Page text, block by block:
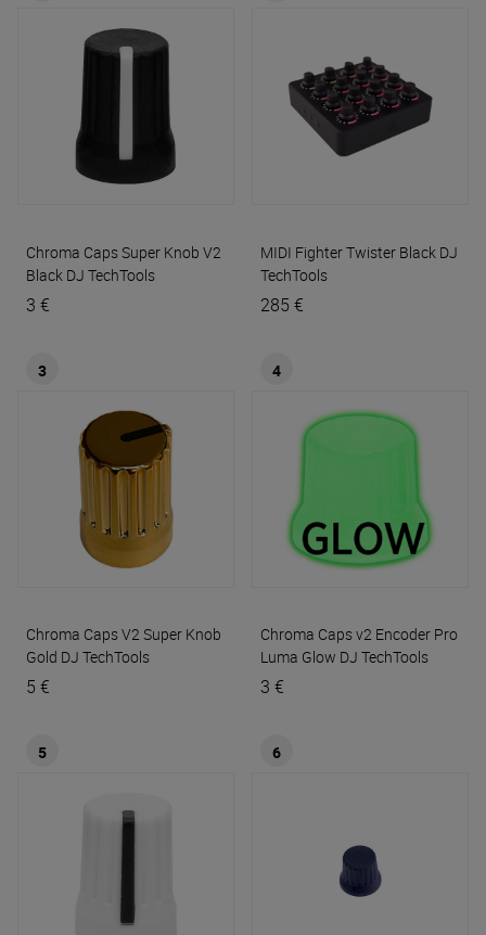
Chroma Caps Super Knob V2
Black DJ TechTools
3 €
MIDI Fighter Twister Black DJ
TechTools
285 €
3
Chroma Caps V2 Super Knob
Gold DJ TechTools
5 €
4
Chroma Caps v2 Encoder Pro
Luma Glow DJ TechTools
3 €
5 6